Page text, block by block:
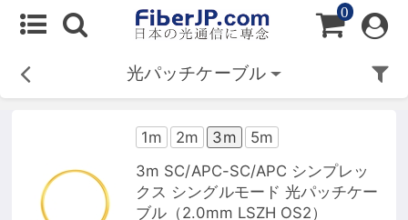
0
光パッチケーブル
1m 2m 3m
5m
3m SC/APC-SC/APC シンプレッ
クス シングルモード 光パッチケー
ブル（2.0mm LSZH OS2）